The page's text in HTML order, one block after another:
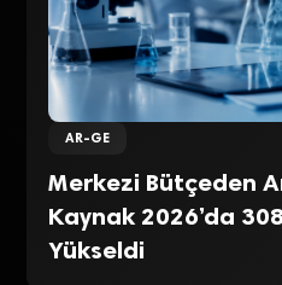
AR-GE
Merkezi Bütçeden
Kaynak 2026’da
Yükseldi